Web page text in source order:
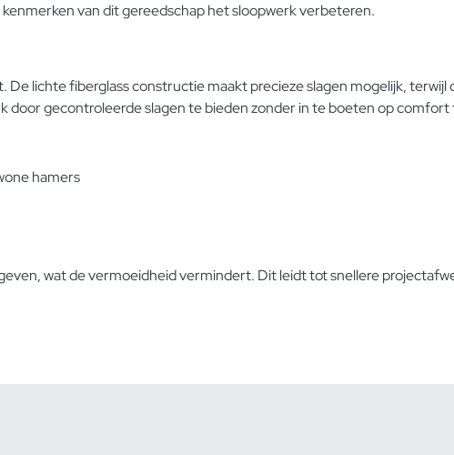
van dit gereedschap het sloopwerk verbeteren.
lichte fiberglass constructie maakt precieze slagen mogelijk, terwijl
gecontroleerde slagen te bieden zonder in te boeten op comfort
hamers
wat de vermoeidheid vermindert. Dit leidt tot snellere